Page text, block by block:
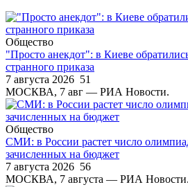
Общество
"Просто анекдот": в Киеве
странного приказа
7 августа 2026 51
МОСКВА, 7 авг — РИА Новости.
Общество
СМИ: в России растет число
зачисленных на бюджет
7 августа 2026 56
МОСКВА, 7 августа — РИА Новости.